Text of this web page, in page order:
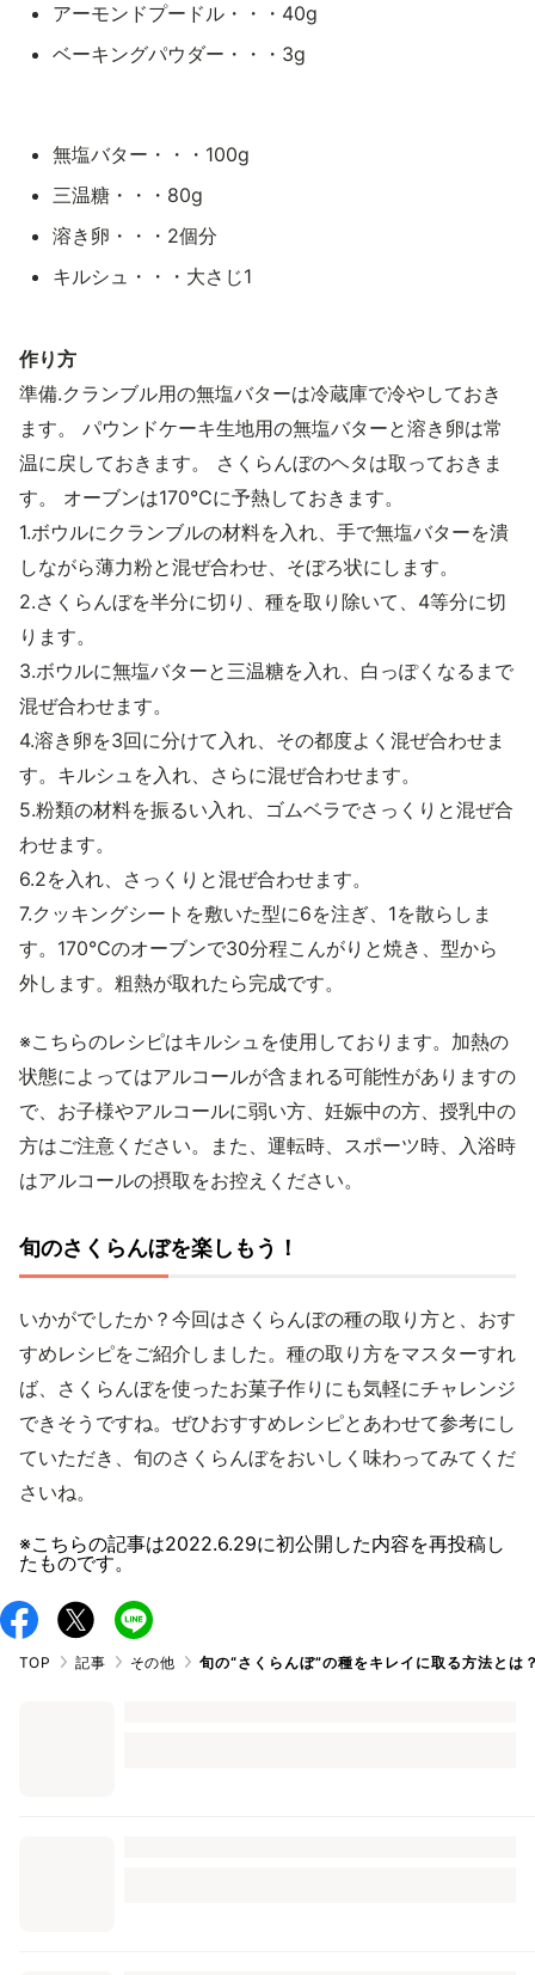
アーモンドプードル・・・40g
ベーキングパウダー・・・3g
無塩バター・・・100g
三温糖・・・80g
溶き卵・・・2個分
キルシュ・・・大さじ1
作り方
準備.クランブル用の無塩バターは冷蔵庫で冷やしておき
ます。 パウンドケーキ生地用の無塩バターと溶き卵は常
温に戻しておきます。 さくらんぼのヘタは取っておきま
す。 オーブンは170℃に予熱しておきます。
1.ボウルにクランブルの材料を入れ、手で無塩バターを潰
しながら薄力粉と混ぜ合わせ、そぼろ状にします。
2.さくらんぼを半分に切り、種を取り除いて、4等分に切
ります。
3.ボウルに無塩バターと三温糖を入れ、白っぽくなるまで
混ぜ合わせます。
4.溶き卵を3回に分けて入れ、その都度よく混ぜ合わせま
す。キルシュを入れ、さらに混ぜ合わせます。
5.粉類の材料を振るい入れ、ゴムベラでさっくりと混ぜ合
わせます。
6.2を入れ、さっくりと混ぜ合わせます。
7.クッキングシートを敷いた型に6を注ぎ、1を散らしま
す。170℃のオーブンで30分程こんがりと焼き、型から
外します。粗熱が取れたら完成です。
※こちらのレシピはキルシュを使用しております。加熱の
状態によってはアルコールが含まれる可能性がありますの
で、お子様やアルコールに弱い方、妊娠中の方、授乳中の
方はご注意ください。また、運転時、スポーツ時、入浴時
はアルコールの摂取をお控えください。
旬のさくらんぼを楽しもう！
いかがでしたか？今回はさくらんぼの種の取り方と、おす
すめレシピをご紹介しました。種の取り方をマスターすれ
ば、さくらんぼを使ったお菓子作りにも気軽にチャレンジ
できそうですね。ぜひおすすめレシピとあわせて参考にし
ていただき、旬のさくらんぼをおいしく味わってみてくだ
さいね。
※こちらの記事は2022.6.29に初公開した内容を再投稿し
たものです。
TOP 記事 その他 旬の“さくらんぼ”の種をキレイに取る方法と